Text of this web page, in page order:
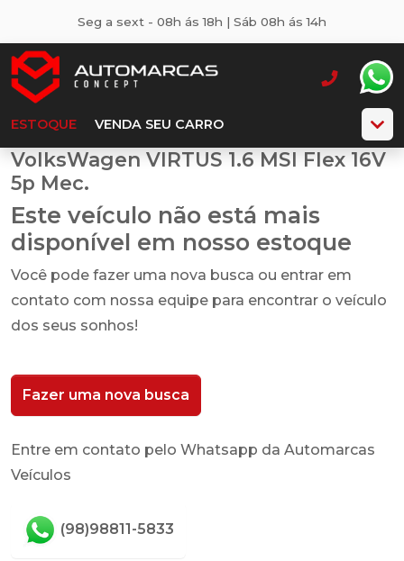
Seg a sext - 08h ás 18h | Sáb 08h ás 14h
ESTOQUE VENDA SEU CARRO
VolksWagen VIRTUS 1.6 MSI Flex 16V
5p Mec.
Este veículo não está mais
disponível em nosso estoque
Você pode fazer uma nova busca ou entrar em
contato com nossa equipe para encontrar o veículo
dos seus sonhos!
Fazer uma nova busca
Entre em contato pelo Whatsapp da Automarcas
Veículos
(98)98811-5833